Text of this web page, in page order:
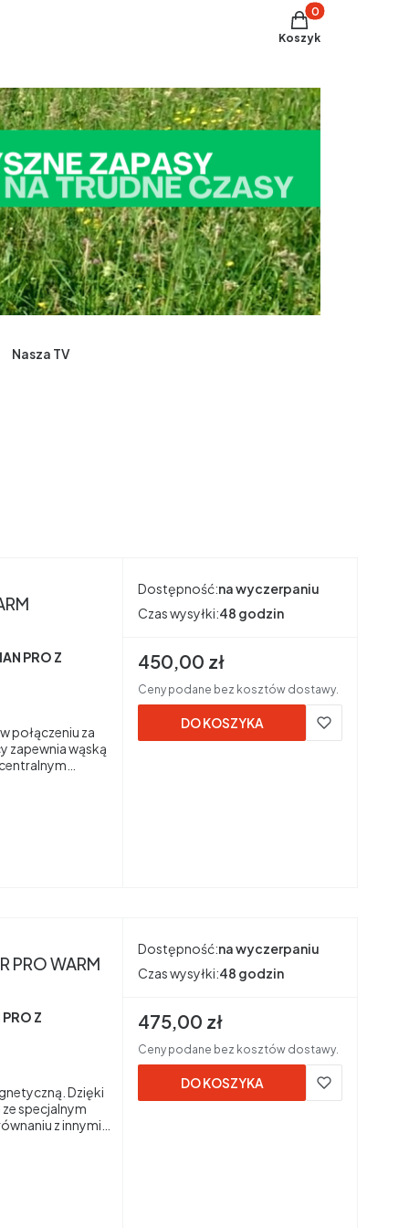
Produkty w
Koszyk
Nasza TV
PRO Z
w połączeniu za
zapewnia wąską
Dostępność:na wyczerpaniu
Czas wysyłki:48 godzin
Cena brutto
450,00 zł
Ceny podane bez kosztów dostawy.
DO KOSZYKA
PREDATOR PRO WARM
Z
Dzięki
specjalnym
z innymi
Dostępność:na wyczerpaniu
Czas wysyłki:48 godzin
Cena brutto
475,00 zł
Ceny podane bez kosztów dostawy.
DO KOSZYKA